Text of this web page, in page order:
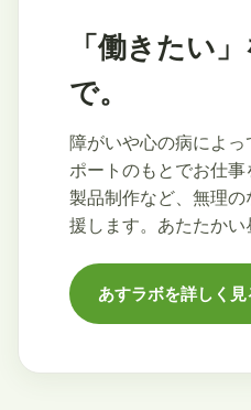
「働きたい
で。
障がいや心の病によ
ポートのもとでお仕事
製品制作など、無理
援します。あたたかい
あすラボを詳しく